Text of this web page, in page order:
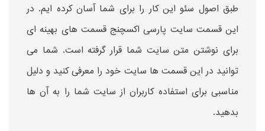
طبق اصول سئو این کار را برای شما آسان کرده ایم. در
این قسمت سایت پارسی اکسچنج قسمت های بهینه ای
برای نوشتن متن سایت شما قرار گرفته است. شما می
توانید در این قسمت ها سایت خود را معرفی کنید و دلیل
مناسبی برای استفاده کاربران از سایت شما را به آن ها
بدهید.